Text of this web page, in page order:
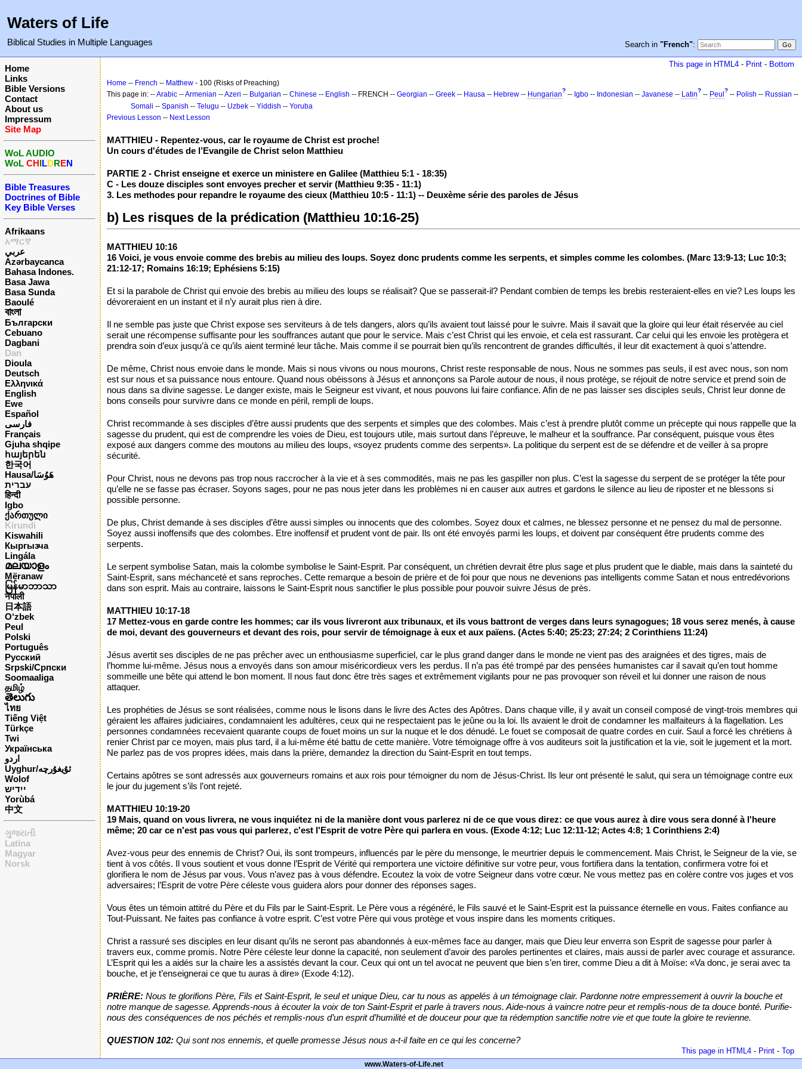
Waters of Life
Biblical Studies in Multiple Languages Search in "French":
Home
Links
Bible Versions
Contact
About us
Impressum
Site Map
WoL AUDIO
WoL CHILDREN
Bible Treasures
Doctrines of Bible
Key Bible Verses
Afrikaans
አማርኛ
عربي
Azərbaycanca
Bahasa Indones.
Basa Jawa
Basa Sunda
Baoulé
বাংলা
Български
Cebuano
Dagbani
Dan
Dioula
Deutsch
Ελληνικά
English
Ewe
Español
فارسی
Français
Gjuha shqipe
հայերեն
한국어
Hausa/هَوُسَا
עברית
हिन्दी
Igbo
ქართული
Kirundi
Kiswahili
Кыргызча
Lingála
മലയാളം
Mëranaw
မြန်မာဘာသာ
नेपाली
日本語
O‘zbek
Peul
Polski
Português
Русский
Srpski/Српски
Soomaaliga
தமிழ்
తెలుగు
ไทย
Tiếng Việt
Türkçe
Twi
Українська
اردو
Uyghur/ئۇيغۇرچه
Wolof
ייִדיש
Yorùbá
中文
ગુજરાતી
Latina
Magyar
Norsk
This page in HTML4 - Print - Bottom
Home -- French -- Matthew - 100 (Risks of Preaching)
This page in: --Arabic --Armenian --Azeri -- Bulgarian -- Chinese -- English -- FRENCH -- Georgian -- Greek -- Hausa -- Hebrew -- Hungarian? -- Igbo -- Indonesian -- Javanese -- Latin? -- Peul ? -- Polish -- Russian --
Somali -- Spanish -- Telugu -- Uzbek -- Yiddish -- Yoruba
Previous Lesson -- Next Lesson
MATTHIEU - Repentez-vous, car le royaume de Christ est proche!
Un cours d'études de l’Evangile de Christ selon Matthieu
PARTIE 2 - Christ enseigne et exerce un ministere en Galilee (Matthieu 5:1 - 18:35)
C - Les douze disciples sont envoyes precher et servir (Matthieu 9:35 - 11:1)
3. Les methodes pour repandre le royaume des cieux (Matthieu 10:5 - 11:1) -- Deuxème série des paroles de Jésus
b) Les risques de la prédication (Matthieu 10:16-25)
MATTHIEU 10:16
16 Voici, je vous envoie comme des brebis au milieu des loups. Soyez donc prudents comme les serpents, et simples comme les colombes. (Marc 13:9-13; Luc 10:3;
21:12-17; Romains 16:19; Ephésiens 5:15)
Et si la parabole de Christ qui envoie des brebis au milieu des loups se réalisait? Que se passerait-il? Pendant combien de temps les brebis resteraient-elles en vie? Les loups les
dévoreraient en un instant et il n’y aurait plus rien à dire.
Il ne semble pas juste que Christ expose ses serviteurs à de tels dangers, alors qu’ils avaient tout laissé pour le suivre. Mais il savait que la gloire qui leur était réservée au ciel
serait une récompense suffisante pour les souffrances autant que pour le service. Mais c’est Christ qui les envoie, et cela est rassurant. Car celui qui les envoie les protègera et
prendra soin d’eux jusqu’à ce qu’ils aient terminé leur tâche. Mais comme il se pourrait bien qu’ils rencontrent de grandes difficultés, il leur dit exactement à quoi s’attendre.
De même, Christ nous envoie dans le monde. Mais si nous vivons ou nous mourons, Christ reste responsable de nous. Nous ne sommes pas seuls, il est avec nous, son nom
est sur nous et sa puissance nous entoure. Quand nous obéissons à Jésus et annonçons sa Parole autour de nous, il nous protège, se réjouit de notre service et prend soin de
nous dans sa divine sagesse. Le danger existe, mais le Seigneur est vivant, et nous pouvons lui faire confiance. Afin de ne pas laisser ses disciples seuls, Christ leur donne de
bons conseils pour survivre dans ce monde en péril, rempli de loups.
Christ recommande à ses disciples d’être aussi prudents que des serpents et simples que des colombes. Mais c’est à prendre plutôt comme un précepte qui nous rappelle que la
sagesse du prudent, qui est de comprendre les voies de Dieu, est toujours utile, mais surtout dans l’épreuve, le malheur et la souffrance. Par conséquent, puisque vous êtes
exposé aux dangers comme des moutons au milieu des loups, «soyez prudents comme des serpents». La politique du serpent est de se défendre et de veiller à sa propre
sécurité.
Pour Christ, nous ne devons pas trop nous raccrocher à la vie et à ses commodités, mais ne pas les gaspiller non plus. C’est la sagesse du serpent de se protéger la tête pour
qu’elle ne se fasse pas écraser. Soyons sages, pour ne pas nous jeter dans les problèmes ni en causer aux autres et gardons le silence au lieu de riposter et ne blessons si
possible personne.
De plus, Christ demande à ses disciples d’être aussi simples ou innocents que des colombes. Soyez doux et calmes, ne blessez personne et ne pensez du mal de personne.
Soyez aussi inoffensifs que des colombes. Etre inoffensif et prudent vont de pair. Ils ont été envoyés parmi les loups, et doivent par conséquent être prudents comme des
serpents.
Le serpent symbolise Satan, mais la colombe symbolise le Saint-Esprit. Par conséquent, un chrétien devrait être plus sage et plus prudent que le diable, mais dans la sainteté du
Saint-Esprit, sans méchanceté et sans reproches. Cette remarque a besoin de prière et de foi pour que nous ne devenions pas intelligents comme Satan et nous entredévorions
dans son esprit. Mais au contraire, laissons le Saint-Esprit nous sanctifier le plus possible pour pouvoir suivre Jésus de près.
MATTHIEU 10:17-18
17 Mettez-vous en garde contre les hommes; car ils vous livreront aux tribunaux, et ils vous battront de verges dans leurs synagogues; 18 vous serez menés, à cause
de moi, devant des gouverneurs et devant des rois, pour servir de témoignage à eux et aux païens. (Actes 5:40; 25:23; 27:24; 2 Corinthiens 11:24)
Jésus avertit ses disciples de ne pas prêcher avec un enthousiasme superficiel, car le plus grand danger dans le monde ne vient pas des araignées et des tigres, mais de
l’homme lui-même. Jésus nous a envoyés dans son amour miséricordieux vers les perdus. Il n’a pas été trompé par des pensées humanistes car il savait qu’en tout homme
sommeille une bête qui attend le bon moment. Il nous faut donc être très sages et extrêmement vigilants pour ne pas provoquer son réveil et lui donner une raison de nous
attaquer.
Les prophéties de Jésus se sont réalisées, comme nous le lisons dans le livre des Actes des Apôtres. Dans chaque ville, il y avait un conseil composé de vingt-trois membres qui
géraient les affaires judiciaires, condamnaient les adultères, ceux qui ne respectaient pas le jeûne ou la loi. Ils avaient le droit de condamner les malfaiteurs à la flagellation. Les
personnes condamnées recevaient quarante coups de fouet moins un sur la nuque et le dos dénudé. Le fouet se composait de quatre cordes en cuir. Saul a forcé les chrétiens à
renier Christ par ce moyen, mais plus tard, il a lui-même été battu de cette manière. Votre témoignage offre à vos auditeurs soit la justification et la vie, soit le jugement et la mort.
Ne parlez pas de vos propres idées, mais dans la prière, demandez la direction du Saint-Esprit en tout temps.
Certains apôtres se sont adressés aux gouverneurs romains et aux rois pour témoigner du nom de Jésus-Christ. Ils leur ont présenté le salut, qui sera un témoignage contre eux
le jour du jugement s’ils l’ont rejeté.
MATTHIEU 10:19-20
19 Mais, quand on vous livrera, ne vous inquiétez ni de la manière dont vous parlerez ni de ce que vous direz: ce que vous aurez à dire vous sera donné à l'heure
même; 20 car ce n'est pas vous qui parlerez, c'est l'Esprit de votre Père qui parlera en vous. (Exode 4:12; Luc 12:11-12; Actes 4:8; 1 Corinthiens 2:4)
Avez-vous peur des ennemis de Christ? Oui, ils sont trompeurs, influencés par le père du mensonge, le meurtrier depuis le commencement. Mais Christ, le Seigneur de la vie, se
tient à vos côtés. Il vous soutient et vous donne l’Esprit de Vérité qui remportera une victoire définitive sur votre peur, vous fortifiera dans la tentation, confirmera votre foi et
glorifiera le nom de Jésus par vous. Vous n’avez pas à vous défendre. Ecoutez la voix de votre Seigneur dans votre cœur. Ne vous mettez pas en colère contre vos juges et vos
adversaires; l’Esprit de votre Père céleste vous guidera alors pour donner des réponses sages.
Vous êtes un témoin attitré du Père et du Fils par le Saint-Esprit. Le Père vous a régénéré, le Fils sauvé et le Saint-Esprit est la puissance éternelle en vous. Faites confiance au
Tout-Puissant. Ne faites pas confiance à votre esprit. C’est votre Père qui vous protège et vous inspire dans les moments critiques.
Christ a rassuré ses disciples en leur disant qu’ils ne seront pas abandonnés à eux-mêmes face au danger, mais que Dieu leur enverra son Esprit de sagesse pour parler à
travers eux, comme promis. Notre Père céleste leur donne la capacité, non seulement d’avoir des paroles pertinentes et claires, mais aussi de parler avec courage et assurance.
L’Esprit qui les a aidés sur la chaire les a assistés devant la cour. Ceux qui ont un tel avocat ne peuvent que bien s’en tirer, comme Dieu a dit à Moïse: «Va donc, je serai avec ta
bouche, et je t’enseignerai ce que tu auras à dire» (Exode 4:12).
PRIÈRE: Nous te glorifions Père, Fils et Saint-Esprit, le seul et unique Dieu, car tu nous as appelés à un témoignage clair. Pardonne notre empressement à ouvrir la bouche et
notre manque de sagesse. Apprends-nous à écouter la voix de ton Saint-Esprit et parle à travers nous. Aide-nous à vaincre notre peur et remplis-nous de ta douce bonté. Purifie-
nous des conséquences de nos péchés et remplis-nous d’un esprit d’humilité et de douceur pour que ta rédemption sanctifie notre vie et que toute la gloire te revienne.
QUESTION 102: Qui sont nos ennemis, et quelle promesse Jésus nous a-t-il faite en ce qui les concerne?
This page in HTML4 - Print - Top
www.Waters-of-Life.net